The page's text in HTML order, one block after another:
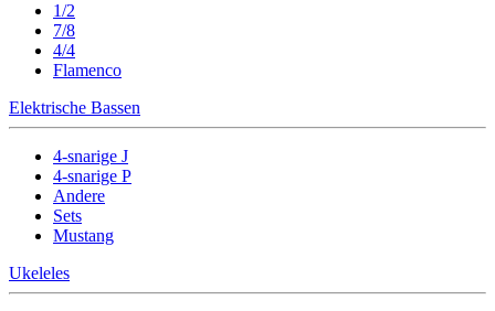
1/2
7/8
4/4
Flamenco
Elektrische Bassen
4-snarige J
4-snarige P
Andere
Sets
Mustang
Ukeleles